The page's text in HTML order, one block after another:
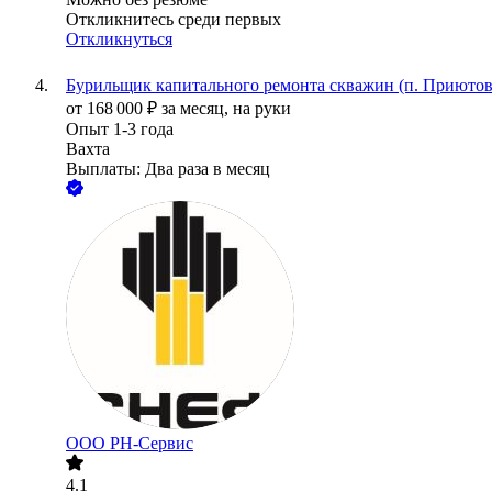
Откликнитесь среди первых
Откликнуться
Бурильщик капитального ремонта скважин (п.
от 168 000 ₽ за месяц, на руки
Опыт 1-3 года
Вахта
Выплаты: Два раза в месяц
ООО РН-Сервис
4.1